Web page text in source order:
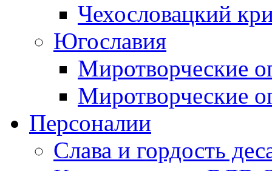
Чехословацкий
Югославия
Миротворческие
Миротворческие
Персоналии
Слава и гордость